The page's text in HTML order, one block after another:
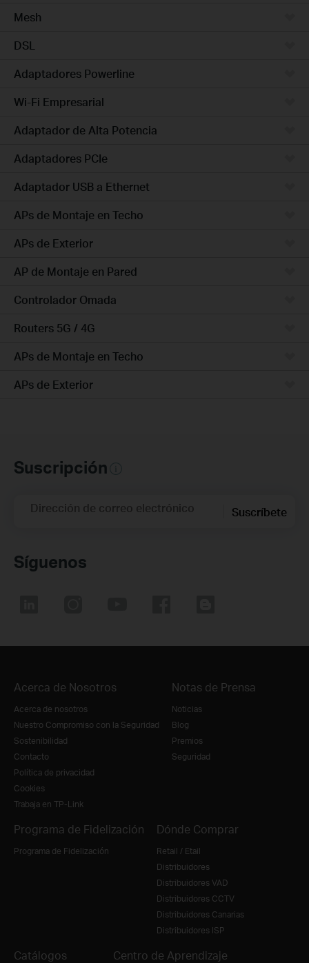
Mesh
DSL
Adaptadores Powerline
Wi-Fi Empresarial
Adaptador de Alta Potencia
Adaptadores PCIe
Adaptador USB a Ethernet
APs de Montaje en Techo
APs de Exterior
AP de Montaje en Pared
Controlador Omada
Routers 5G / 4G
APs de Montaje en Techo
APs de Exterior
Suscripción
Dirección de correo electrónico Suscríbete
Síguenos
Acerca de Nosotros
Acerca de nosotros
Nuestro Compromiso con la Seguridad
Sostenibilidad
Contacto
Política de privacidad
Cookies
Trabaja en TP-Link
Notas de Prensa
Noticias
Blog
Premios
Seguridad
Programa de Fidelización
Programa de Fidelización
Dónde Comprar
Retail / Etail
Distribuidores
Distribuidores VAD
Distribuidores CCTV
Distribuidores Canarias
Distribuidores ISP
Catálogos Centro de Aprendizaje